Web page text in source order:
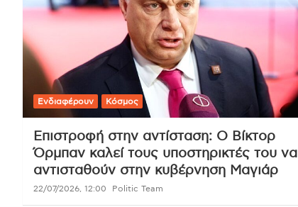
Ενδιαφέρουν Κόσμος
Επιστροφή στην αντίσταση: Ο Βίκτορ
Όρμπαν καλεί τους υποστηρικτές του να
αντισταθούν στην κυβέρνηση Μαγιάρ
22/07/2026, 12:00 Politic Team